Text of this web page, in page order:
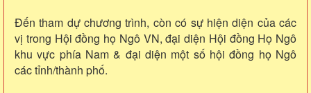
Đến tham dự chương trình, còn có sự hiện diện của các
vị trong Hội đồng họ Ngô VN, đại diện Hội đồng Họ Ngô
khu vực phía Nam & đại diện một số hội đồng họ Ngô
các tỉnh/thành phố.